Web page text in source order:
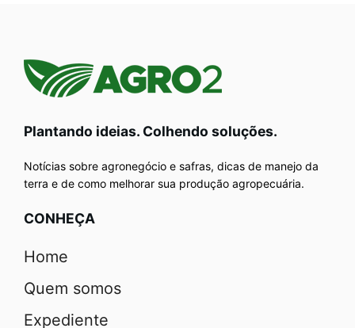
Plantando ideias. Colhendo soluções.
Notícias sobre agronegócio e safras, dicas de manejo da
terra e de como melhorar sua produção agropecuária.
CONHEÇA
Home
Quem somos
Expediente